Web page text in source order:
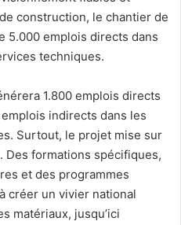
construction, le chantier de
5.000 emplois directs dans
techniques.
1.800 emplois directs
indirects dans les
Surtout, le projet mise sur
formations spécifiques,
et des programmes
créer un vivier national
matériaux, jusqu’ici